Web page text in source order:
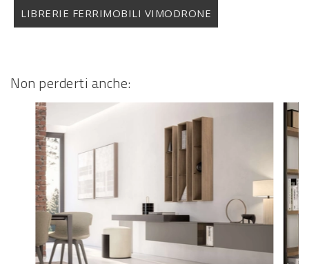
LIBRERIE FERRIMOBILI VIMODRONE
Non perderti anche: